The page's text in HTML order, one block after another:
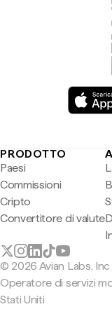
PRODOTTO
Paesi
Commissioni
Cripto
Convertitore di valute
© 2026 Avian Labs, Inc
Operatore di servizi
Stati Uniti